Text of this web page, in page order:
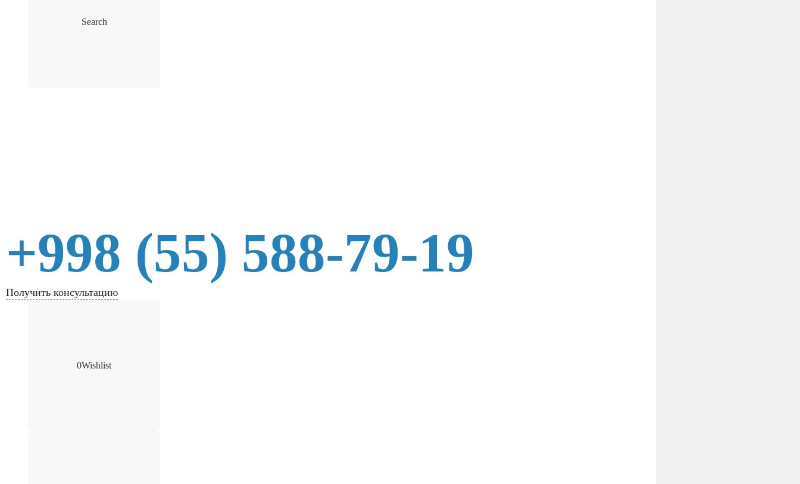
Search
+998 (55) 588-79-19
Получить консультацию
0Wishlist